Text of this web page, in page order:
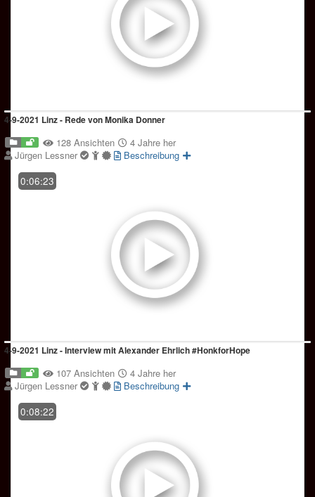
4-9-2021 Linz - Rede von Monika Donner
128 Ansichten
4 Jahre her
Jürgen Lessner
Beschreibung
0:06:23
4-9-2021 Linz - Interview mit Alexander Ehrlich #HonkforHope
107 Ansichten
4 Jahre her
Jürgen Lessner
Beschreibung
0:08:22